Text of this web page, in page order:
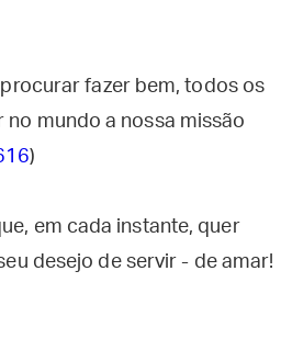
fazer bem, todos os
mundo a nossa missão
)
em cada instante, quer
desejo de servir - de amar!